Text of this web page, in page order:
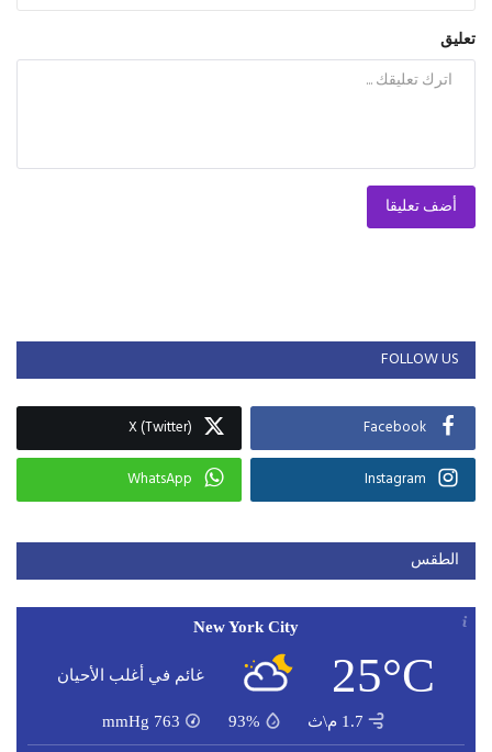
تعليق
أضف تعليقا
FOLLOW US
Facebook
X (Twitter)
Instagram
WhatsApp
الطقس
New York City
25°C غائم في أغلب الأحيان
1.7 م\ث 93%
763
mmHg